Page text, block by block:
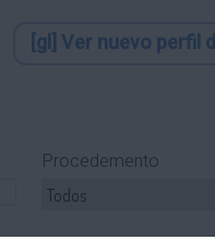
[gl] Ver nuevo perfil
Procedemento